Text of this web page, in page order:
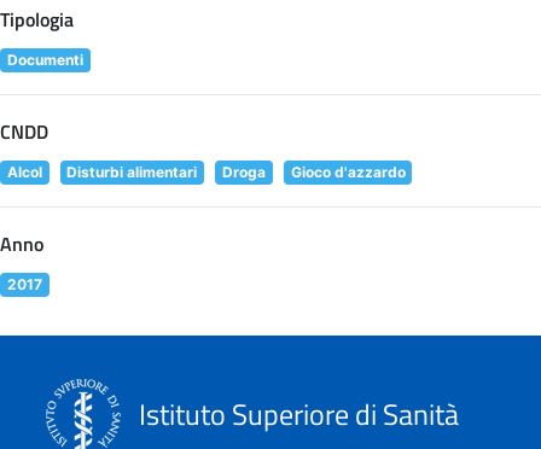
Tipologia
Documenti
CNDD
Alcol Disturbi alimentari Droga Gioco d'azzardo
Anno
2017
Istituto Superiore di Sanità